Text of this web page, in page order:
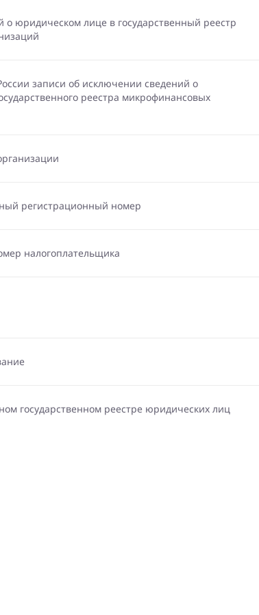
о юридическом лице в государственный реестр
записи об исключении сведений о
реестра микрофинансовых
регистрационный номер
налогоплательщика
государственном реестре юридических лиц